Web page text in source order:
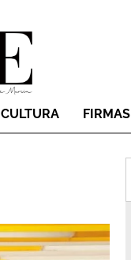
CULTURA FIRMAS